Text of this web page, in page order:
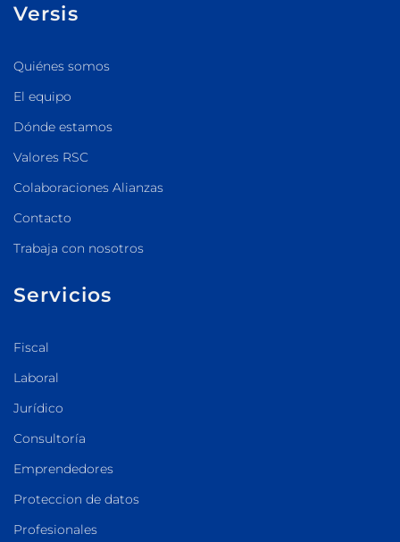
Versis
Quiénes somos
El equipo
Dónde estamos
Valores RSC
Colaboraciones Alianzas
Contacto
Trabaja con nosotros
Servicios
Fiscal
Laboral
Jurídico
Consultoría
Emprendedores
Proteccion de datos
Profesionales